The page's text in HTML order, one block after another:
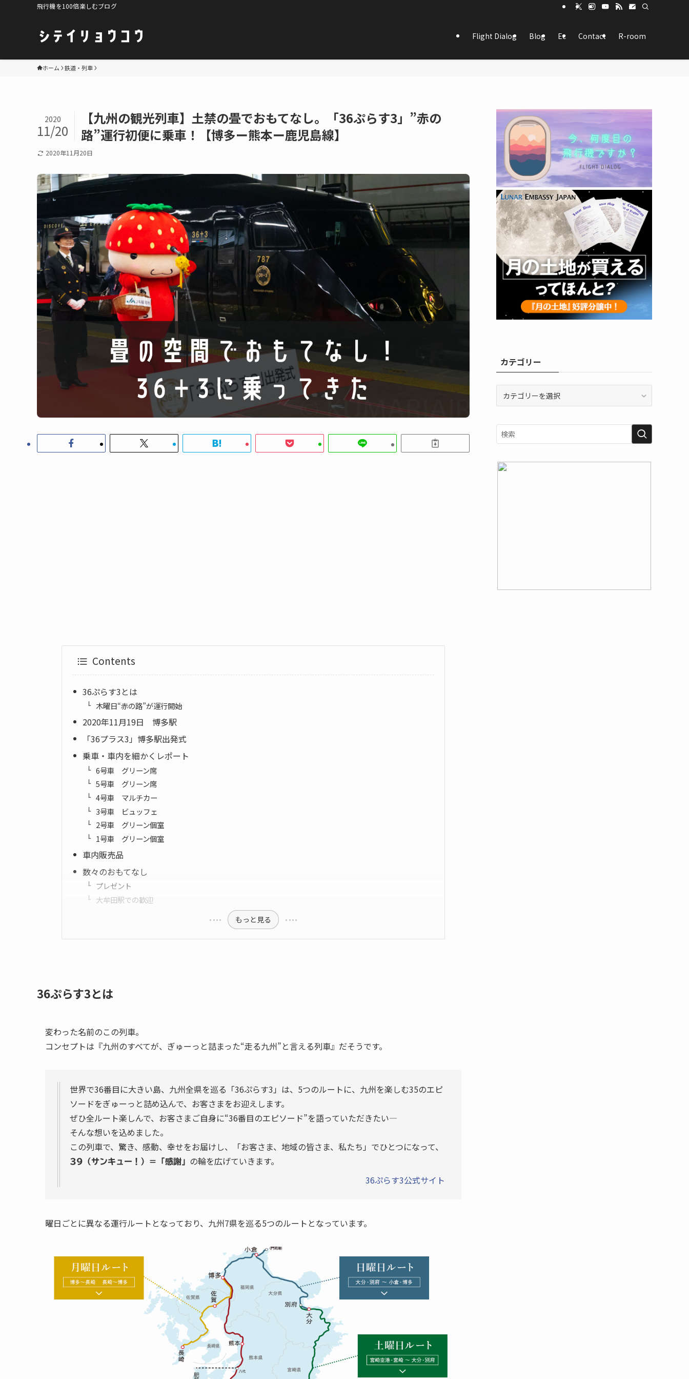
飛行機を100倍楽しむブログ
Flight Dialog Blog Ec Contact R-room
ホーム 鉄道・列車
【九州の観光列車】土禁の畳でおもてなし。「36ぷらす3」”赤の
路”運行初便に乗車！【博多ー熊本ー鹿児島線】
2020
11/20
2020年11月20日
Contents
36ぷらす3とは
木曜日“赤の路”が運行開始
2020年11月19日 博多駅
「36プラス3」博多駅出発式
乗車・車内を細かくレポート
6号車 グリーン席
5号車 グリーン席
4号車 マルチカー
3号車 ビュッフェ
2号車 グリーン個室
1号車 グリーン個室
車内販売品
数々のおもてなし
プレゼント
大牟田駅での歓迎
もっと見る
36ぷらす3とは
変わった名前のこの列車。
コンセプトは『九州のすべてが、ぎゅーっと詰まった“走る九州”と言える列車』だそうです。
世界で36番目に大きい島、九州全県を巡る「36ぷらす3」は、5つのルートに、九州を楽しむ35のエピ
ソードをぎゅーっと詰め込んで、お客さまをお迎えします。
ぜひ全ルート楽しんで、お客さまご自身に“36番目のエピソード”を語っていただきたい―
そんな想いを込めました。
この列車で、驚き、感動、幸せをお届けし、「お客さま、地域の皆さま、私たち」でひとつになって、
39（サンキュー！）＝「感謝」
の輪を広げていきます。
36ぷらす3公式サイト
曜日ごとに異なる運行ルートとなっており、九州7県を巡る5つのルートとなっています。
カテゴリー
リ
ー